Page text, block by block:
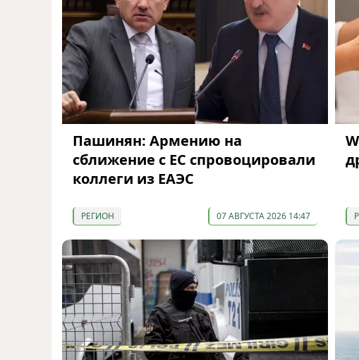
Пашинян: Армению на
сближение с ЕС спровоцировали
коллеги из ЕАЭС
РЕГИОН 07 АВГУСТА 2026 14:47